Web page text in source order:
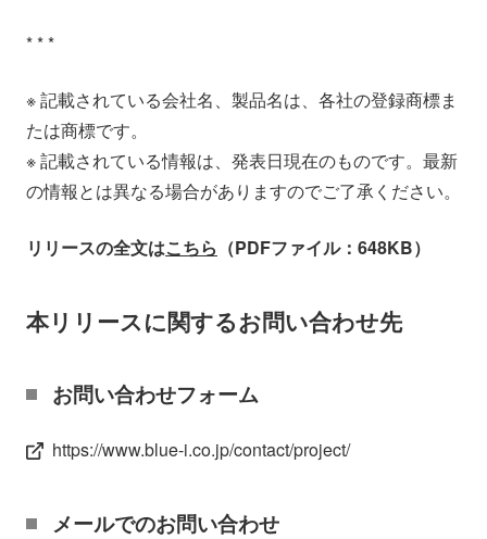
* * *
※ 記載されている会社名、製品名は、各社の登録商標ま
たは商標です。
※ 記載されている情報は、発表日現在のものです。最新
の情報とは異なる場合がありますのでご了承ください。
リリースの全文はこちら （PDFファイル：648KB）
本リリースに関するお問い合わせ先
お問い合わせフォーム
https://www.blue-i.co.jp/contact/project/
メールでのお問い合わせ